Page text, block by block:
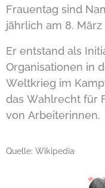
Frauentag sind
jährlich am 8.
Er entstand als
Organisationen in
Weltkrieg im
das Wahlrecht für
von Arbeiterinnen.
Quelle: Wikipedia